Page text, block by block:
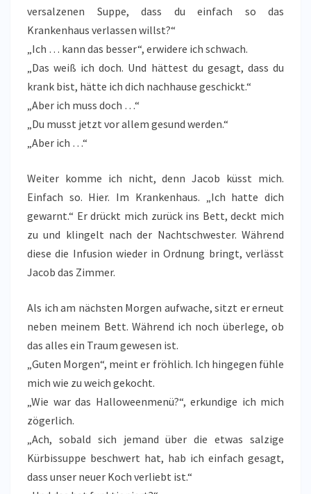
versalzenen Suppe, dass du einfach so das
Krankenhaus verlassen willst?“
„Ich … kann das besser“, erwidere ich schwach.
„Das weiß ich doch. Und hättest du gesagt, dass du
krank bist, hätte ich dich nachhause geschickt.“
„Aber ich muss doch …“
„Du musst jetzt vor allem gesund werden.“
„Aber ich …“
Weiter komme ich nicht, denn Jacob küsst mich.
Einfach so. Hier. Im Krankenhaus. „Ich hatte dich
gewarnt.“ Er drückt mich zurück ins Bett, deckt mich
zu und klingelt nach der Nachtschwester. Während
diese die Infusion wieder in Ordnung bringt, verlässt
Jacob das Zimmer.
Als ich am nächsten Morgen aufwache, sitzt er erneut
neben meinem Bett. Während ich noch überlege, ob
das alles ein Traum gewesen ist.
„Guten Morgen“, meint er fröhlich. Ich hingegen fühle
mich wie zu weich gekocht.
„Wie war das Halloweenmenü?“, erkundige ich mich
zögerlich.
„Ach, sobald sich jemand über die etwas salzige
Kürbissuppe beschwert hat, hab ich einfach gesagt,
dass unser neuer Koch verliebt ist.“